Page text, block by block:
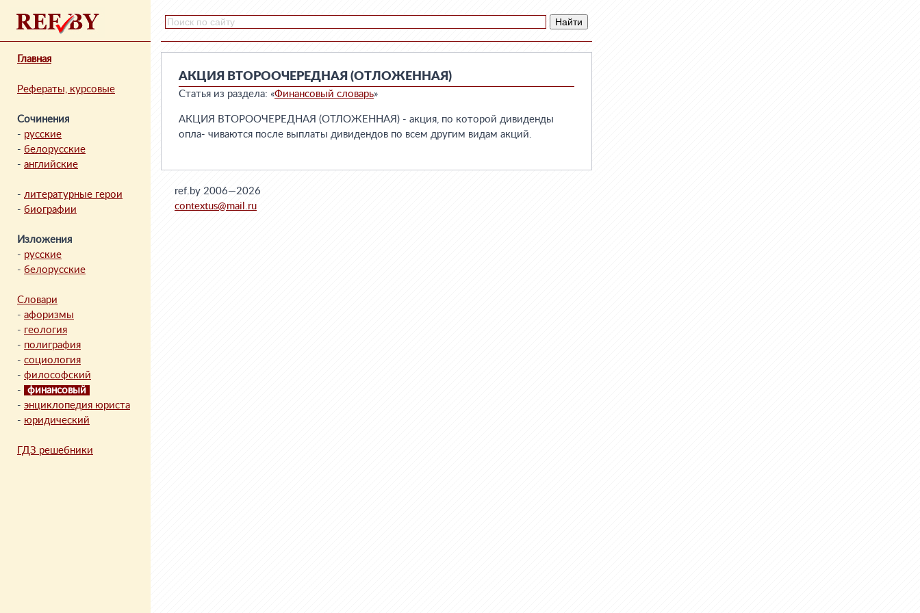
Главная
Рефераты, курсовые
Сочинения
- русские
- белорусские
- английские
- литературные герои
- биографии
Изложения
- русские
- белорусские
Словари
- афоризмы
- геология
- полиграфия
- социология
- философский
-
финансовый
- энциклопедия юриста
- юридический
ГДЗ решебники
АКЦИЯ ВТОРООЧЕРЕДНАЯ (ОТЛОЖЕННАЯ)
Статья из раздела: «Финансовый словарь»
АКЦИЯ ВТОРООЧЕРЕДНАЯ (ОТЛОЖЕННАЯ) - акция, по которой дивиденды
опла- чиваются после выплаты дивидендов по всем другим видам акций.
ref.by 2006—2026
contextus@mail.ru